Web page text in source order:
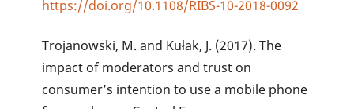
https://doi.org/10.1108/RIBS-10-2018-0092
Trojanowski, M. and Kułak, J. (2017). The
impact of moderators and trust on
consumer’s intention to use a mobile phone